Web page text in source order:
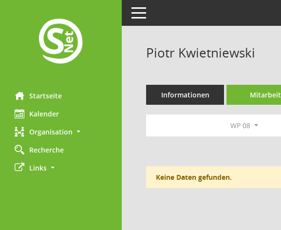
Startseite
Kalender
Organisation
Recherche
Links
Toggle navigation
Piotr Kwietniewski
Informationen Mitarbeit
WP 08
Keine Daten gefunden.